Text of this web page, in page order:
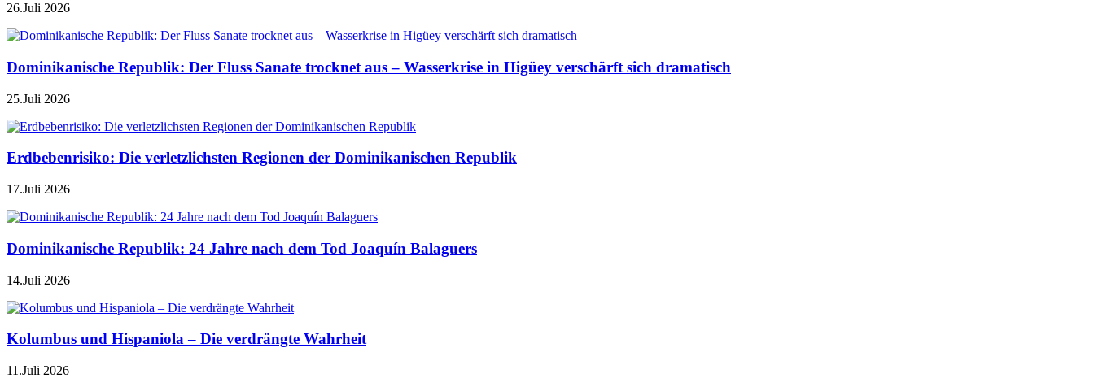
26.Juli 2026
Dominikanische Republik: Der Fluss Sanate trocknet aus – Wasserkrise in Higüey verschärft sich dramatisch
25.Juli 2026
Erdbebenrisiko: Die verletzlichsten Regionen der Dominikanischen Republik
17.Juli 2026
Dominikanische Republik: 24 Jahre nach dem Tod Joaquín Balaguers
14.Juli 2026
Kolumbus und Hispaniola – Die verdrängte Wahrheit
11.Juli 2026